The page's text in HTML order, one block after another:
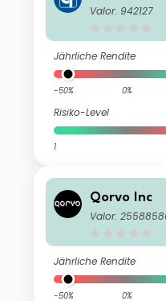
. Video .
Valor: 942127
Jährliche Rendite
-50% 0%
Risiko-Level
1
Qorvo Inc
Valor:
Jährliche Rendite
-50% 0%